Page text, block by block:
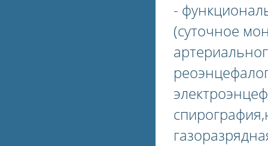
-
(суточное